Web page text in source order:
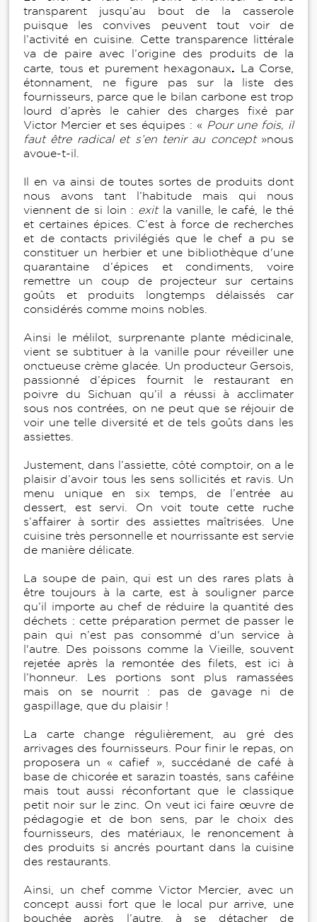
transparent jusqu’au bout de la casserole
puisque les convives peuvent tout voir de
l’activité en cuisine. Cette transparence littérale
va de paire avec l’origine des produits de la
carte, tous et purement hexagonaux. La Corse,
étonnament, ne figure pas sur la liste des
fournisseurs, parce que le bilan carbone est trop
lourd d’après le cahier des charges fixé par
Victor Mercier et ses équipes : « Pour une fois, il
faut être radical et s’en tenir au concept »nous
avoue-t-il.
Il en va ainsi de toutes sortes de produits dont
nous avons tant l’habitude mais qui nous
viennent de si loin : exitla vanille, le café, le thé
et certaines épices. C’est à force de recherches
et de contacts privilégiés que le chef a pu se
constituer un herbier et une bibliothèque d'une
quarantaine d’épices et condiments, voire
remettre un coup de projecteur sur certains
goûts et produits longtemps délaissés car
considérés comme moins nobles.
Ainsi le mélilot, surprenante plante médicinale,
vient se subtituer à la vanille pour réveiller une
onctueuse crème glacée. Un producteur Gersois,
passionné d’épices fournit le restaurant en
poivre du Sichuan qu’il a réussi à acclimater
sous nos contrées, on ne peut que se réjouir de
voir une telle diversité et de tels goûts dans les
assiettes.
Justement, dans l’assiette, côté comptoir, on a le
plaisir d’avoir tous les sens sollicités et ravis. Un
menu unique en six temps, de l’entrée au
dessert, est servi. On voit toute cette ruche
s’affairer à sortir des assiettes maîtrisées. Une
cuisine très personnelle et nourrissante est servie
de manière délicate.
La soupe de pain, qui est un des rares plats à
être toujours à la carte, est à souligner parce
qu’il importe au chef de réduire la quantité des
déchets : cette préparation permet de passer le
pain qui n’est pas consommé d'un service à
l'autre. Des poissons comme la Vieille, souvent
rejetée après la remontée des filets, est ici à
l’honneur. Les portions sont plus ramassées
mais on se nourrit : pas de gavage ni de
gaspillage, que du plaisir !
La carte change régulièrement, au gré des
arrivages des fournisseurs. Pour finir le repas, on
proposera un « cafief », succédané de café à
base de chicorée et sarazin toastés, sans caféine
mais tout aussi réconfortant que le classique
petit noir sur le zinc. On veut ici faire œuvre de
pédagogie et de bon sens, par le choix des
fournisseurs, des matériaux, le renoncement à
des produits si ancrés pourtant dans la cuisine
des restaurants.
Ainsi, un chef comme Victor Mercier, avec un
concept aussi fort que le local pur arrive, une
bouchée après l’autre, à se détacher de